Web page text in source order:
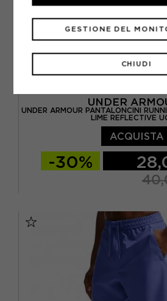
UNDER
UNDER ARMOUR PANTALONCINI
LIME REFLECTIVE
ACQUISTA
-30%
CHIUDI
GESTIONE DEL